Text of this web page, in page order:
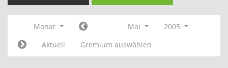
Monat Mai
2005
Aktuell
Gremium auswählen